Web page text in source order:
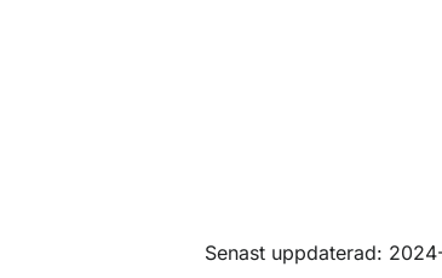
Om sidan
Senast uppdaterad: